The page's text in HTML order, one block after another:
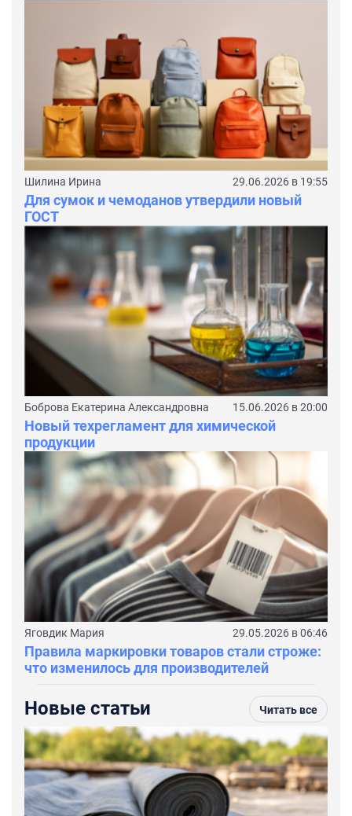
Шилина Ирина 29.06.2026 в 19:55
Для сумок и чемоданов утвердили новый
ГОСТ
Боброва Екатерина Александровна 15.06.2026 в 20:00
Новый техрегламент для химической
продукции
Яговдик Мария 29.05.2026 в 06:46
Правила маркировки товаров стали строже:
что изменилось для производителей
Новые статьи Читать все